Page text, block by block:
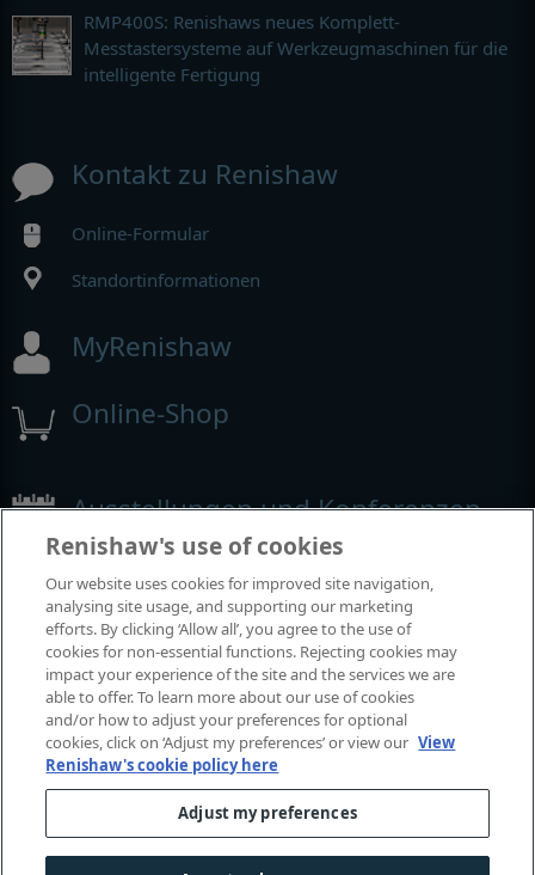
RMP400S: Renishaws neues Komplett-
Messtastersysteme auf Werkzeugmaschinen für die
intelligente Fertigung
Kontakt zu Renishaw
Online-Formular
Standortinformationen
MyRenishaw
Online-Shop
Ausstellungen und Konferenzen
© 2001-2026 Renishaw plc. Alle Rechte vorbehalten.
Kontaktieren Sie uns|Rechtliche Hinweise und Compliance
Zugänglichkeit
Renishaw's use of cookies
Our website uses cookies for improved site navigation,
analysing site usage, and supporting our marketing
efforts. By clicking ‘Allow all’, you agree to the use of
cookies for non-essential functions. Rejecting cookies may
impact your experience of the site and the services we are
able to offer. To learn more about our use of cookies
and/or how to adjust your preferences for optional
cookies, click on ‘Adjust my preferences’ or view our View
Renishaw's cookie policy here
Adjust my preferences